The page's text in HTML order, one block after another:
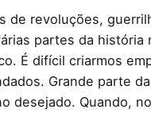
de revoluções,
partes da história
É difícil criarmos
Grande parte
desejado. Quando,